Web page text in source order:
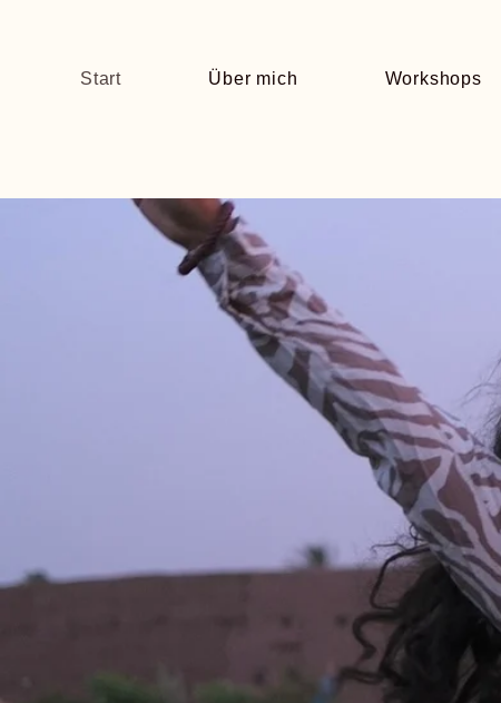
Start Über mich Workshops